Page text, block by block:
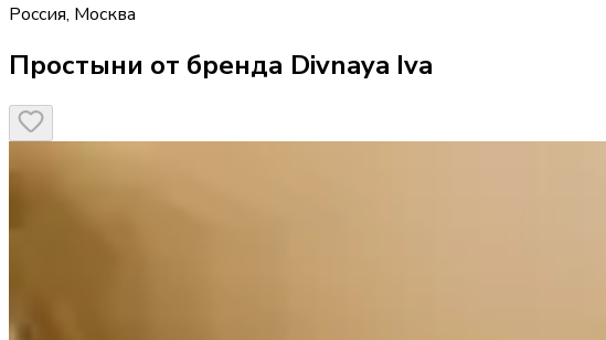
Россия, Москва
Простыни от бренда Divnaya Iva